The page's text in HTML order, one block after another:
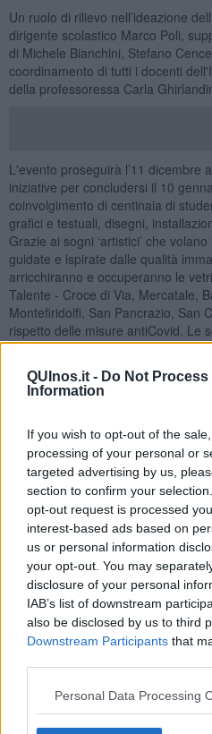
QUInos.it - Do Not Process
Information
If you wish to opt-out of the
processing of your personal or
targeted advertising by us,
section to confirm your
opt-out request is processed
interest-based ads based on
us or personal information
your opt-out. You may
disclosure of your personal
IAB’s list of downstream
also be disclosed by us to third
Downstream Participants that
Personal Data Processing
Un ruolo di rilievo nell’ideazione
dirigente scolastico Marco Poli,
di Michele Bianchini, Stefano
coordinamento di tutti i docenti
della professoressa Carla
L'evento proseguirà l’11 dicembre
iniziative per concludersi il 10
coinvolgimento di centinaia di
grafici e testuali, disegni,
Grazie ai sogni ‘artistici’ che
guidate e ispirate dalle qualità
arricchiranno e occuperanno le
Talente - Croce di Via, Mercatale,
Montefiridolfi, San Pancrazio, San
rispetto delle misure antiCovid. Le
dell'Infanzia di Bargino, San
Mercatale, Montefiridolfi, San
di Mercatale, Machiavelli di San
scuola secondaria di primo grado
“Immagini inaspettate - ha detto
raccolgono i sogni dei bambini e
passante, richiamano l’attenzione
Non sono manifesti pubblicitari ma
speranza e meraviglia: un vero e
contamina il paese. Da un binomio
l’immaginazione: la parola singola
solo quando ne incontra una
a uscire dai binari dell’abitudine, a
significare. Non c’è vita, dove non
loro per risvegliare la voglia di
rispetto l’uno dell’altro. Come il
opposto, così l’uomo non esiste
non c’è dubbio che… se il cielo è
“Gianni Rodari – sottolinea il